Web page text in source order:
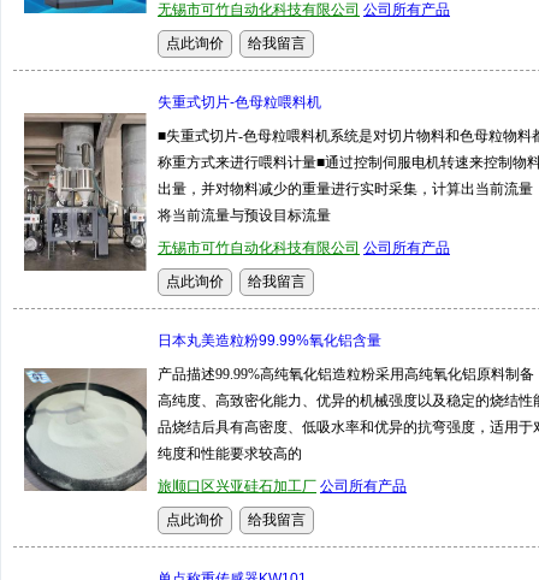
无锡市可竹自动化科技有限公司 公司所有产品
失重式切片-色母粒喂料机
■失重式切片-色母粒喂料机系统是对切片物料和色母粒物料
称重方式来进行喂料计量■通过控制伺服电机转速来控制物
出量，并对物料减少的重量进行实时采集，计算出当前流量
将当前流量与预设目标流量
无锡市可竹自动化科技有限公司 公司所有产品
日本丸美造粒粉99.99%氧化铝含量
产品描述99.99%高纯氧化铝造粒粉采用高纯氧化铝原料制备
高纯度、高致密化能力、优异的机械强度以及稳定的烧结性
品烧结后具有高密度、低吸水率和优异的抗弯强度，适用于
纯度和性能要求较高的
旅顺口区兴亚硅石加工厂 公司所有产品